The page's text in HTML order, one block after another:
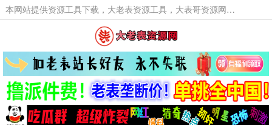
本网站提供资源工具下载，大老表资源工具，大表哥资源网软件工具，大老表资源下载，活动线报福利资源分享,活动线报，大型网游经典游戏，网络热门技术游戏辅助交流与分享。